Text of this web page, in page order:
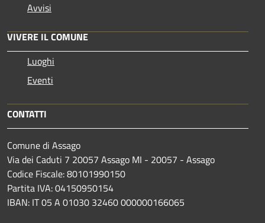
Avvisi
VIVERE IL COMUNE
Luoghi
Eventi
CONTATTI
Comune di Assago
Via dei Caduti 7 20057 Assago MI - 20057 - Assago
Codice Fiscale: 80101990150
Partita IVA: 04150950154
IBAN: IT 05 A 01030 32460 000000166065